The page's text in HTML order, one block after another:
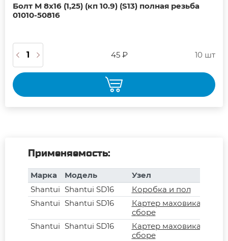
Болт М 8х16 (1,25) (кп 10.9) (S13) полная резьба
01010-50816
45 ₽ 10 шт
Применяемость:
Марка Модель
Узел
Shantui Shantui SD16
Коробка и пол
Shantui Shantui SD16
Картер маховика в
сборе
Shantui Shantui SD16
Картер маховика в
сборе